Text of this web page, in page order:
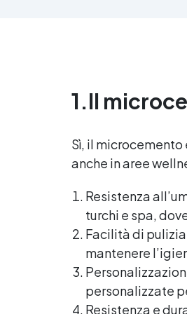
su
piacere si
semplice
Resistente al
calpestabile
1.Il
Sì, il
anche in aree
Resistenza
turchi e spa,
Facilità di
mantenere
personalizzate
Resistenza e